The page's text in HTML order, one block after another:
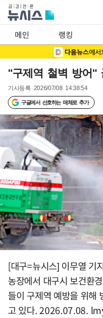
메인 랭킹
"구제역 철벽 방어"
기사등록 2026/07/08 14:38:54
구글에서 선호하는 매체로 추가
[대구=뉴시스] 이무열 기
농장에서 대구시 보건환
들이 구제역 예방을 위해
고 있다. 2026.07.08.